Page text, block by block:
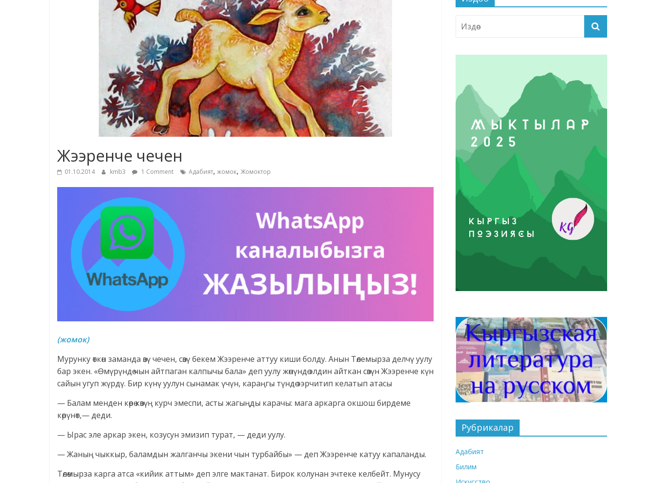
Жээренче чечен
01.10.2014 kmb3 1 Comment Адабият, жомок, Жомоктор
(жомок)
Мурунку өткөн заманда өзү чечен, сөзү бекем Жээренче аттуу киши болду. Анын Төлемырза делчү уулу
бар экен. «Өмүрүндө чын айтпаган калпычы бала» деп уулу жөнүндө элдин айткан сөзүн Жээренче күн
сайын угуп жүрдү. Бир күнү уулун сынамак үчүн, караңгы түндө ээрчитип келатып атасы
— Балам менден көрө көзүң курч эмеспи, асты жагыңды карачы: мага аркарга окшош бирдеме
көрүнөт,— деди.
— Ырас эле аркар экен, козусун эмизип турат, — деди уулу.
— Жаның чыккыр, баламдын жалганчы экени чын турбайбы» — деп Жээренче катуу капаланды.
Төлөмырза карга атса «кийик аттым» деп элге мактанат. Бирок колунан эчтеке келбейт. Мунусу
Рубрикалар
Адабият
Билим